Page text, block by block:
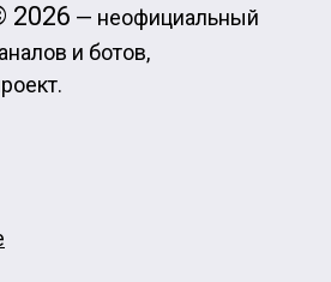
2026 — неофициальный
и ботов,